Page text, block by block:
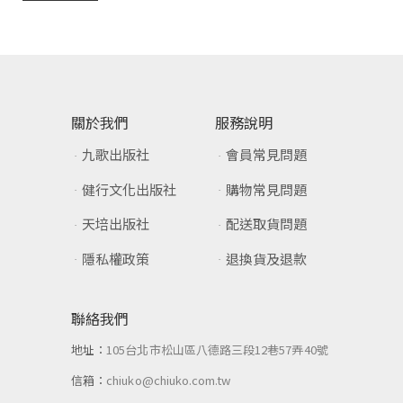
關於我們
九歌出版社
健行文化出版社
天培出版社
隱私權政策
服務說明
會員常見問題
購物常見問題
配送取貨問題
退換貨及退款
聯絡我們
地址：105台北市松山區八德路三段12巷57弄40號
信箱： chiuko@chiuko.com.tw